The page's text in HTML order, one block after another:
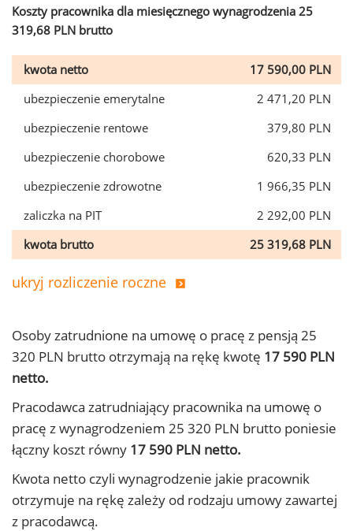
Koszty pracownika dla miesięcznego wynagrodzenia 25
319,68 PLN brutto
kwota netto
17 590,00 PLN
ubezpieczenie emerytalne
2 471,20 PLN
ubezpieczenie rentowe
379,80 PLN
ubezpieczenie chorobowe
620,33 PLN
ubezpieczenie zdrowotne
1 966,35 PLN
zaliczka na PIT
2 292,00 PLN
kwota brutto
25 319,68 PLN
ukryj rozliczenie roczne
Osoby zatrudnione na umowę o pracę z pensją 25
320 PLN brutto otrzymają na rękę kwotę 17 590 PLN
netto.
Pracodawca zatrudniający pracownika na umowę o
pracę z wynagrodzeniem 25 320 PLN brutto poniesie
łączny koszt równy 17 590 PLN netto.
Kwota netto czyli wynagrodzenie jakie pracownik
otrzymuje na rękę zależy od rodzaju umowy zawartej
z pracodawcą.